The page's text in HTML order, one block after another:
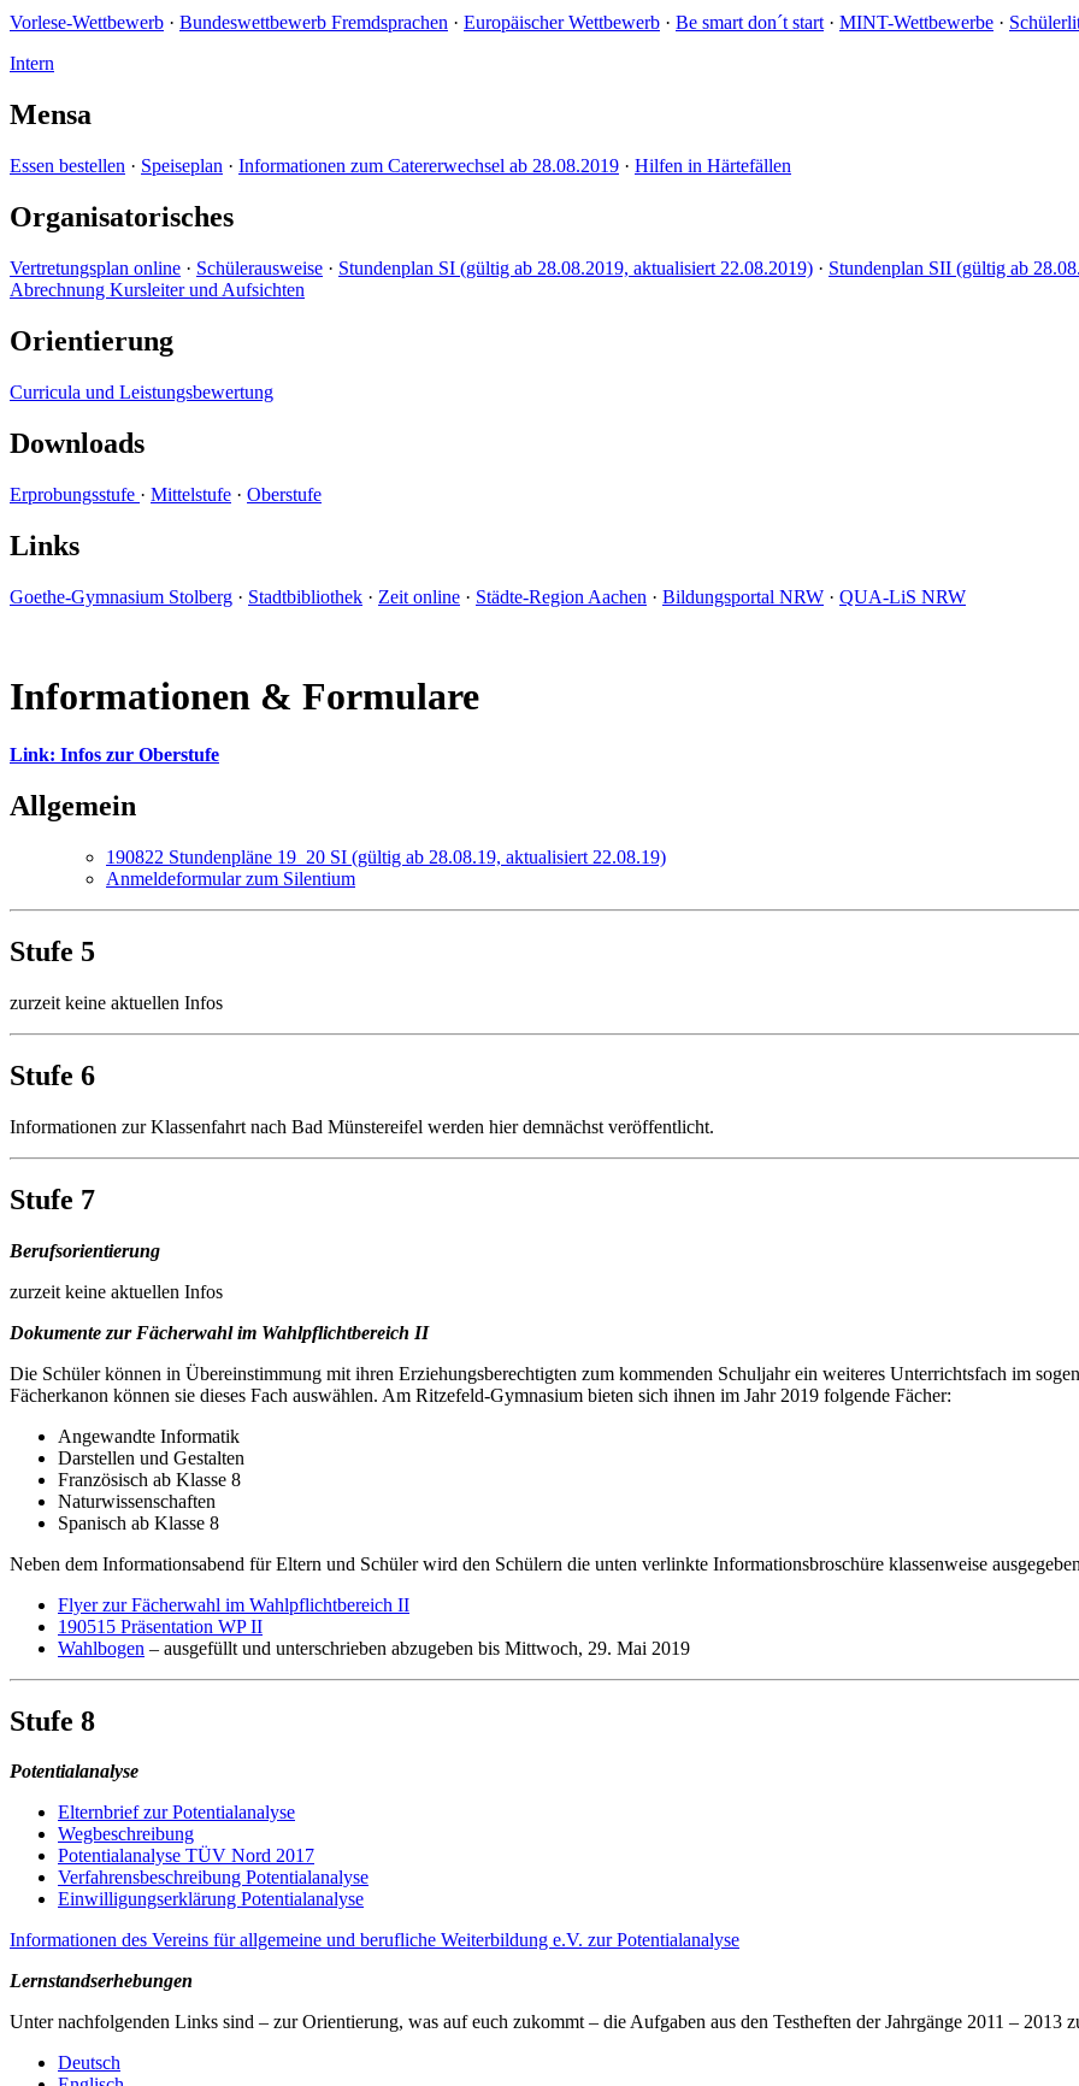
Vorlese-Wettbewerb · Bundeswettbewerb Fremdsprachen · Europäischer Wettbewerb · Be smart don´t start· MINT-Wettbewerbe ·
Intern
Mensa
Essen bestellen · Speiseplan · Informationen zum Catererwechsel ab 28.08.2019 · Hilfen in Härtefällen
Organisatorisches
Vertretungsplan online · Schülerausweise · Stundenplan SI (gültig ab 28.08.2019, aktualisiert 22.08.2019) · Stundenplan SII (gültig ab
Abrechnung Kursleiter und Aufsichten
Orientierung
Curricula und Leistungsbewertung
Downloads
Erprobungsstufe · Mittelstufe · Oberstufe
Links
Goethe-Gymnasium Stolberg · Stadtbibliothek · Zeit online · Städte-Region Aachen · Bildungsportal NRW · QUA-LiS NRW
Informationen & Formulare
Link: Infos zur Oberstufe
Allgemein
190822 Stundenpläne 19_20 SI (gültig ab 28.08.19, aktualisiert 22.08.19)
Anmeldeformular zum Silentium
Stufe 5
zurzeit keine aktuellen Infos
Stufe 6
Informationen zur Klassenfahrt nach Bad Münstereifel werden hier demnächst veröffentlicht.
Stufe 7
Berufsorientierung
zurzeit keine aktuellen Infos
Dokumente zur Fächerwahl im Wahlpflichtbereich II
Die Schüler können in Übereinstimmung mit ihren Erziehungsberechtigten zum kommenden Schuljahr ein weiteres Unterrichtsfach im
Fächerkanon können sie dieses Fach auswählen. Am Ritzefeld-Gymnasium bieten sich ihnen im Jahr 2019 folgende Fächer:
Angewandte Informatik
Darstellen und Gestalten
Französisch ab Klasse 8
Naturwissenschaften
Spanisch ab Klasse 8
Neben dem Informationsabend für Eltern und Schüler wird den Schülern die unten verlinkte Informationsbroschüre klassenweise
Flyer zur Fächerwahl im Wahlpflichtbereich II
190515 Präsentation WP II
Wahlbogen – ausgefüllt und unterschrieben abzugeben bis Mittwoch, 29. Mai 2019
Stufe 8
Potentialanalyse
Elternbrief zur Potentialanalyse
Wegbeschreibung
Potentialanalyse TÜV Nord 2017
Verfahrensbeschreibung Potentialanalyse
Einwilligungserklärung Potentialanalyse
Informationen des Vereins für allgemeine und berufliche Weiterbildung e.V. zur Potentialanalyse
Lernstandserhebungen
Unter nachfolgenden Links sind – zur Orientierung, was auf euch zukommt – die Aufgaben aus den Testheften der Jahrgänge 2011 – 2013
Deutsch